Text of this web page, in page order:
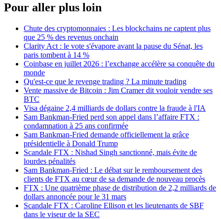
Pour aller plus loin
Chute des cryptomonnaies : Les blockchains ne captent plus
que 25 % des revenus onchain
Clarity Act : le vote s'évapore avant la pause du Sénat, les
paris tombent à 14 %
Coinbase en juillet 2026 : l’exchange accélère sa conquête du
monde
Qu'est-ce que le revenge trading ? La minute trading
Vente massive de Bitcoin : Jim Cramer dit vouloir vendre ses
BTC
Visa dégaine 2,4 milliards de dollars contre la fraude à l'IA
Sam Bankman-Fried perd son appel dans l’affaire FTX :
condamnation à 25 ans confirmée
Sam Bankman-Fried demande officiellement la grâce
présidentielle à Donald Trump
Scandale FTX : Nishad Singh sanctionné, mais évite de
lourdes pénalités
Sam Bankman-Fried : Le débat sur le remboursement des
clients de FTX au cœur de sa demande de nouveau procès
FTX : Une quatrième phase de distribution de 2,2 milliards de
dollars annoncée pour le 31 mars
Scandale FTX : Caroline Ellison et les lieutenants de SBF
dans le viseur de la SEC